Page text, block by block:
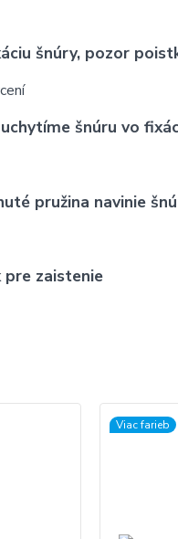
šnúry, pozor
šnúru vo
pružina navinie
pre zaistenie
Viac farieb